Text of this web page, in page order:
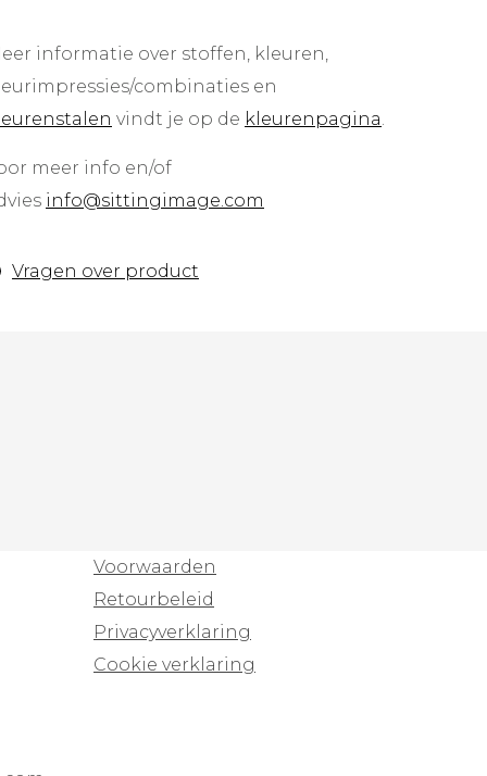
informatie over stoffen, kleuren,
combinaties en
vindt je op de kleurenpagina.
meer info en/of
info@sittingimage.com
Vragen over product
Voorwaarden
Retourbeleid
Privacyverklaring
Cookie verklaring